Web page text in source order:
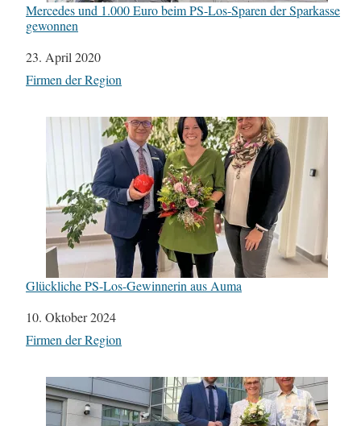
Mercedes und 1.000 Euro beim PS-Los-Sparen der Sparkasse
gewonnen
Datum
23. April 2020
In Bezug auf
Firmen der Region
Glückliche PS-Los-Gewinnerin aus Auma
Datum
10. Oktober 2024
In Bezug auf
Firmen der Region